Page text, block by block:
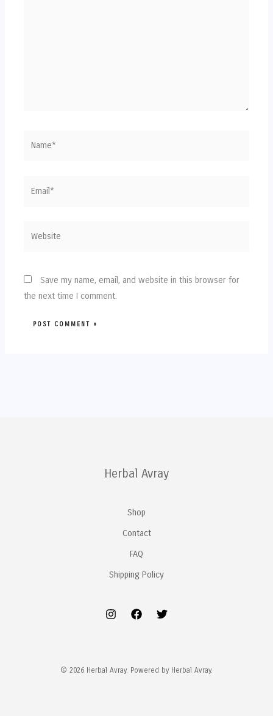
Save my name, email, and website in this browser for
the next time I comment.
Herbal Avray
Shop
Contact
FAQ
Shipping Policy
© 2026 Herbal Avray. Powered by Herbal Avray.